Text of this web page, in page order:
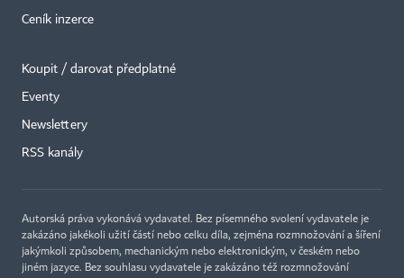
Ceník inzerce
Koupit / darovat předplatné
Eventy
Newslettery
RSS kanály
Autorská práva vykonává vydavatel. Bez písemného svolení vydavatele je
zakázáno jakékoli užití částí nebo celku díla, zejména rozmnožování a šíření
jakýmkoli způsobem, mechanickým nebo elektronickým, v českém nebo
jiném jazyce. Bez souhlasu vydavatele je zakázáno též rozmnožování